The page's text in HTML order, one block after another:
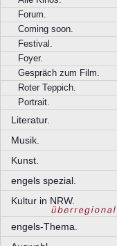
Forum.
Coming soon.
Festival.
Foyer.
Gespräch zum Film.
Roter Teppich.
Portrait.
Literatur.
Musik.
Kunst.
engels spezial.
Kultur in NRW.
engels-Thema.